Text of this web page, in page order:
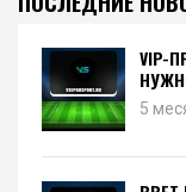
VIP-
5